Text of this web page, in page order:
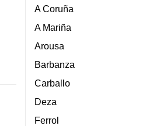
A Coruña
A Mariña
Arousa
Barbanza
Carballo
Deza
Ferrol